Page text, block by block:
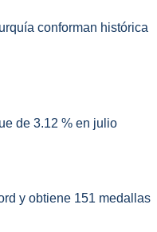
conforman histórica
de 3.12 % en julio
y obtiene 151 medallas